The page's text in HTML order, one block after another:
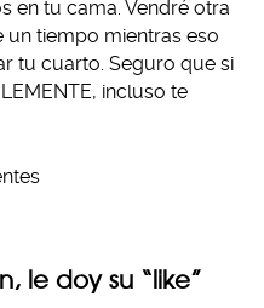
en tu cama. Vendré otra
un tiempo mientras eso
tu cuarto. Seguro que si
incluso te
le doy su “like”